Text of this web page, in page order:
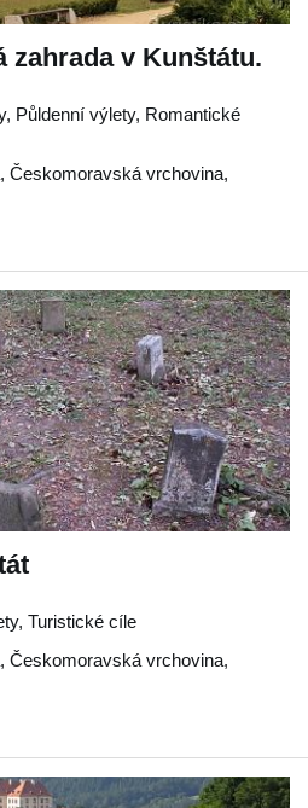
zahrada v Kunštátu.
Půldenní výlety, Romantické
, Českomoravská vrchovina,
Turistické cíle
, Českomoravská vrchovina,